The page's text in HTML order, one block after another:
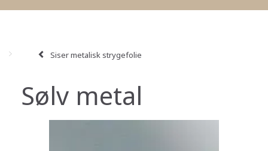
Siser metalisk strygefolie
Sølv metal